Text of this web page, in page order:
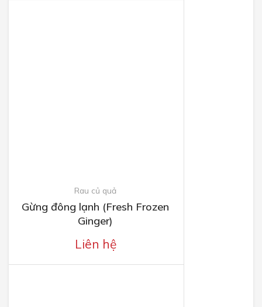
Rau củ quả
Gừng đông lạnh (Fresh Frozen
Ginger)
Liên hệ